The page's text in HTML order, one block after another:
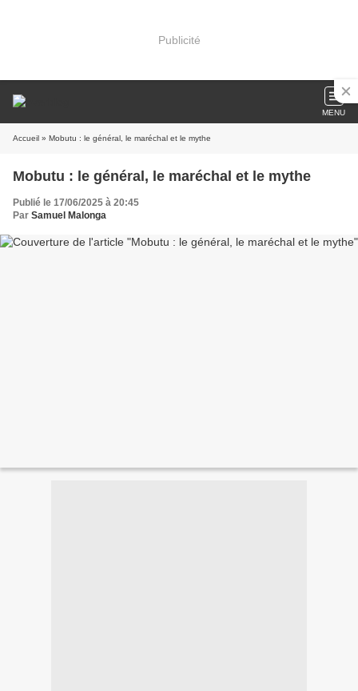
Publicité
MENU
Accueil » Mobutu : le général, le maréchal et le mythe
Mobutu : le général, le maréchal et le mythe
Publié le 17/06/2025 à 20:45
Par Samuel Malonga